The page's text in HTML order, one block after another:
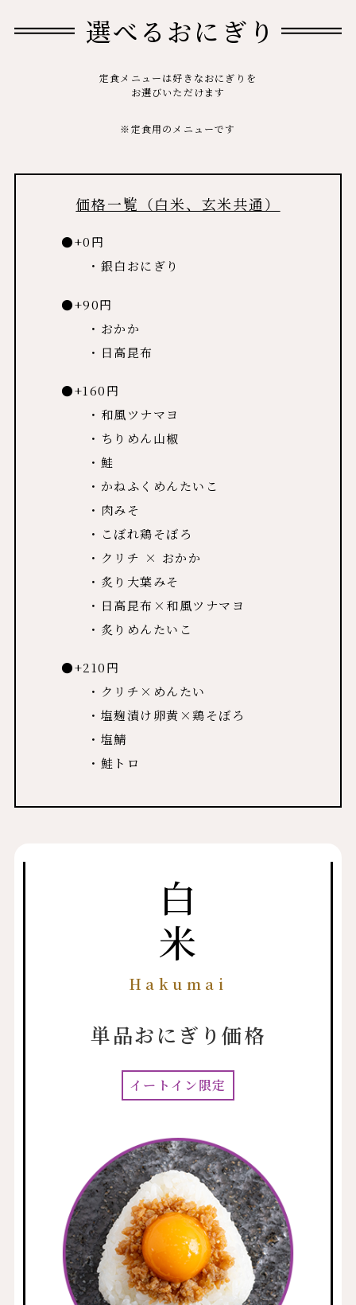
選べるおにぎり
定食メニューは好きなおにぎりを
お選びいただけます
※定食用のメニューです
価格一覧（白米、玄米共通）
●+0円
・銀白おにぎり
●+90円
・おかか
・日高昆布
●+160円
・和風ツナマヨ
・ちりめん山椒
・鮭
・かねふくめんたいこ
・肉みそ
・こぼれ鶏そぼろ
・クリチ × おかか
・炙り大葉みそ
・日高昆布×和風ツナマヨ
・炙りめんたいこ
●+210円
・クリチ×めんたい
・塩麹漬け卵黄×鶏そぼろ
・塩鯖
・鮭トロ
白米
Hakumai
単品おにぎり価格
イートイン限定